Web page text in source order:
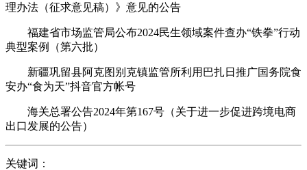
理办法（征求意见稿）》意见的公告
福建省市场监管局公布2024民生领域案件查办“铁拳”行动
典型案例（第六批）
新疆巩留县阿克图别克镇监管所利用巴扎日推广国务院食
安办“食为天”抖音官方帐号
海关总署公告2024年第167号（关于进一步促进跨境电商
出口发展的公告）
关键词：